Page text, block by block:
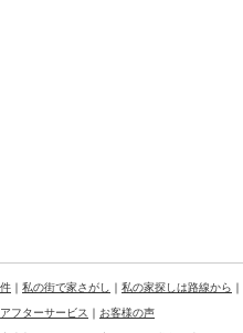
｜ 私の街で家さがし ｜ 私の家探しは路線から
アフターサービス ｜ お客様の声